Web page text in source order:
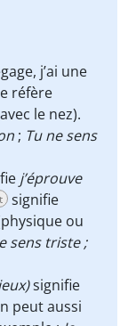
j’ai une
réfère
le nez).
; Tu ne sens
j’éprouve
signifie
ou
sens triste ;
signifie
peut aussi